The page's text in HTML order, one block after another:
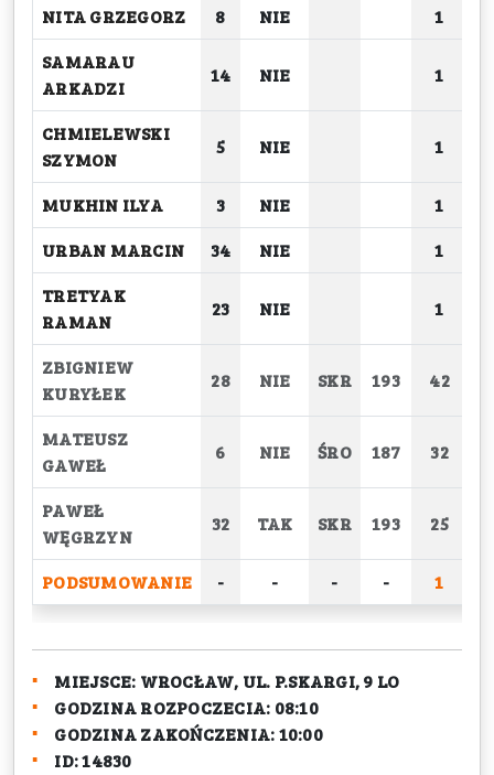
NITA GRZEGORZ 8 NIE 1
SAMARAU
ARKADZI
14 NIE 1
CHMIELEWSKI
SZYMON
5 NIE 1
MUKHIN ILYA 3 NIE 1
URBAN MARCIN
34 NIE 1
TRETYAK
RAMAN
23 NIE 1
ZBIGNIEW
KURYŁEK
28 NIE SKR 193 42
MATEUSZ
GAWEŁ
6 NIE ŚRO 187 32
PAWEŁ
WĘGRZYN
32 TAK SKR 193 25
PODSUMOWANIE - - - - 1
MIEJSCE: WROCŁAW, UL. P.SKARGI, 9 LO
GODZINA ROZPOCZECIA: 08:10
GODZINA ZAKOŃCZENIA:10:00
ID:14830